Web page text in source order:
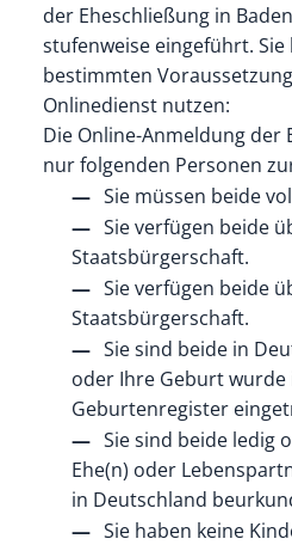
der Eheschließung in
stufenweise eingeführt.
bestimmten
Onlinedienst nutzen:
Die Online-Anmeldung der
nur folgenden Personen
Sie müssen beide
Sie verfügen beide
Staatsbürgerschaft.
Sie verfügen beide
Staatsbürgerschaft.
Sie sind beide in
oder Ihre Geburt wurde
Geburtenregister
Sie sind beide ledig
Ehe(n) oder
in Deutschland
Sie haben keine